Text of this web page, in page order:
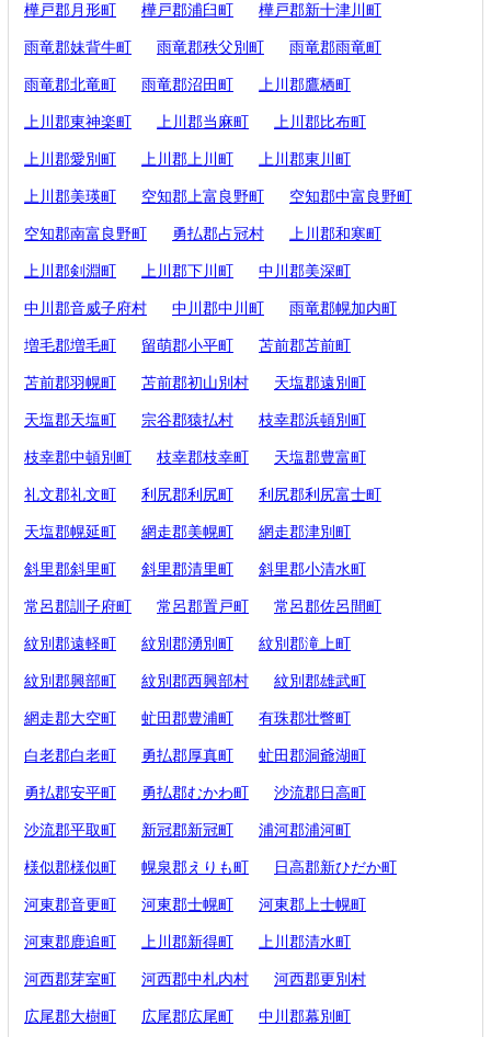
樺戸郡月形町 樺戸郡浦臼町 樺戸郡新十津川町
雨竜郡妹背牛町 雨竜郡秩父別町 雨竜郡雨竜町
雨竜郡北竜町 雨竜郡沼田町 上川郡鷹栖町
上川郡東神楽町 上川郡当麻町 上川郡比布町
上川郡愛別町 上川郡上川町 上川郡東川町
上川郡美瑛町 空知郡上富良野町 空知郡中富良野町
空知郡南富良野町 勇払郡占冠村 上川郡和寒町
上川郡剣淵町 上川郡下川町 中川郡美深町
中川郡音威子府村 中川郡中川町 雨竜郡幌加内町
増毛郡増毛町 留萌郡小平町 苫前郡苫前町
苫前郡羽幌町 苫前郡初山別村 天塩郡遠別町
天塩郡天塩町 宗谷郡猿払村 枝幸郡浜頓別町
枝幸郡中頓別町 枝幸郡枝幸町 天塩郡豊富町
礼文郡礼文町 利尻郡利尻町 利尻郡利尻富士町
天塩郡幌延町 網走郡美幌町 網走郡津別町
斜里郡斜里町 斜里郡清里町 斜里郡小清水町
常呂郡訓子府町 常呂郡置戸町 常呂郡佐呂間町
紋別郡遠軽町 紋別郡湧別町 紋別郡滝上町
紋別郡興部町 紋別郡西興部村 紋別郡雄武町
網走郡大空町 虻田郡豊浦町 有珠郡壮瞥町
白老郡白老町 勇払郡厚真町 虻田郡洞爺湖町
勇払郡安平町 勇払郡むかわ町 沙流郡日高町
沙流郡平取町 新冠郡新冠町 浦河郡浦河町
様似郡様似町 幌泉郡えりも町 日高郡新ひだか町
河東郡音更町 河東郡士幌町 河東郡上士幌町
河東郡鹿追町 上川郡新得町 上川郡清水町
河西郡芽室町 河西郡中札内村 河西郡更別村
広尾郡大樹町 広尾郡広尾町 中川郡幕別町